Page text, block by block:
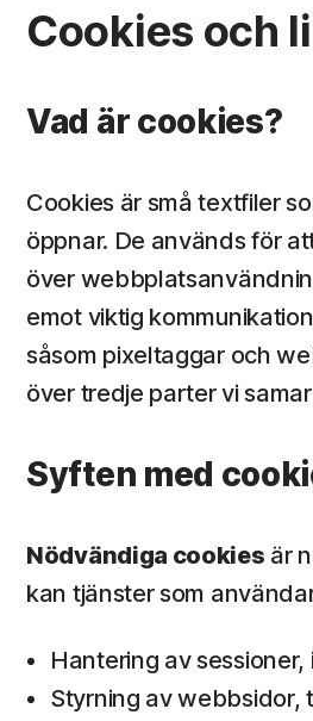
Cookies och
Vad är cookies?
Cookies är små textfiler
öppnar. De används för
över
emot viktig
såsom pixeltaggar och
över tredje parter vi
Syften med
Nödvändiga cookies är
kan tjänster som
Hantering av
Styrning av webbsidor,